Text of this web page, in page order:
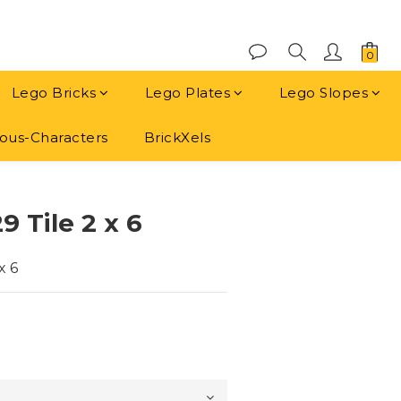
Lego Bricks Lego Plates Lego Slopes
Characters BrickXels
Tile 2 x 6
6